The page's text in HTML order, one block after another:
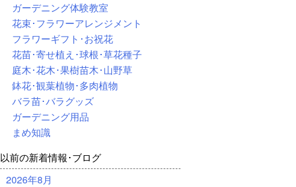
ガーデニング体験教室
花束･フラワーアレンジメント
フラワーギフト･お祝花
花苗･寄せ植え･球根･草花種子
庭木･花木･果樹苗木･山野草
鉢花･観葉植物･多肉植物
バラ苗･バラグッズ
ガーデニング用品
まめ知識
以前の新着情報･ブログ
2026年8月